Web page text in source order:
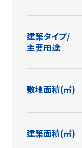
建築タイプ/
主要用途
敷地面積(㎡)
建築面積(㎡)